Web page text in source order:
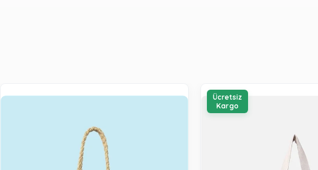
Ücretsiz
Kargo